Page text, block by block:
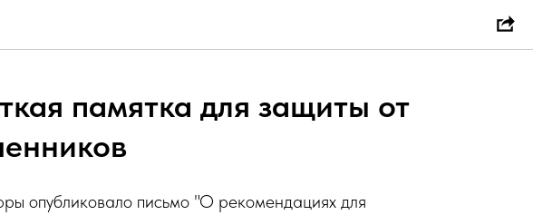
памятка для защиты от
опубликовало письмо "О рекомендациях для